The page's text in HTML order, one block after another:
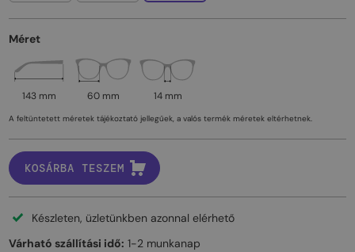
Méret
143 mm 60 mm 14 mm
A feltüntetett méretek tájékoztató jellegűek, a valós termék méretek eltérhetnek.
KOSÁRBA TESZEM
Készleten, üzletünkben azonnal elérhető
Várható szállítási idő: 1-2 munkanap